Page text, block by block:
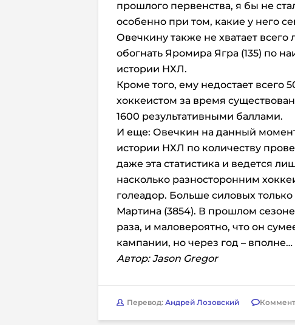
прошлого первенства, я бы не
особенно при том, какие у него
Овечкину также не хватает
обогнать Яромира Ягра (135) по
истории НХЛ.
Кроме того, ему недостает всего
хоккеистом за время
1600 результативными баллами.
И еще: Овечкин на данный
истории НХЛ по количеству
даже эта статистика и ведется
насколько разносторонним
голеадор. Больше силовых только
Мартина (3854). В прошлом
раза, и маловероятно, что он
кампании, но через год – вполне…
Автор:Jason Gregor
Перевод: Андрей Лозовский